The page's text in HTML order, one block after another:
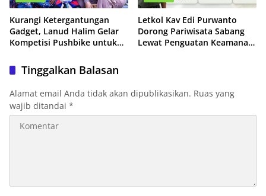
Kurangi Ketergantungan
Gadget, Lanud Halim Gelar
Kompetisi Pushbike untuk
Letkol Kav Edi Purwanto
Dorong Pariwisata Sabang
Lewat Penguatan Keamanan
Tinggalkan Balasan
Alamat email Anda tidak akan dipublikasikan. Ruas yang
wajib ditandai *